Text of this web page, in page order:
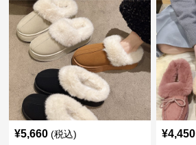
¥5,660 (税込) ¥4,450